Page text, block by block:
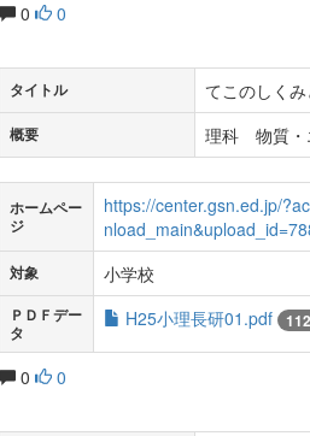
0 0
タイトル てこのしく
概要 理科 物質
ホームペー
ジ
https://center.gsn.ed.jp/
対象 小学校
ＰＤＦデー
タ
H25小理長研01.pdf
0 0